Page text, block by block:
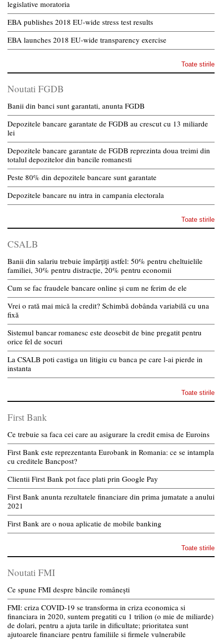
legislative moratoria
EBA publishes 2018 EU-wide stress test results
EBA launches 2018 EU-wide transparency exercise
Toate stirile
Noutati FGDB
Banii din banci sunt garantati, anunta FGDB
Depozitele bancare garantate de FGDB au crescut cu 13 miliarde
lei
Depozitele bancare garantate de FGDB reprezinta doua treimi din
totalul depozitelor din bancile romanesti
Peste 80% din depozitele bancare sunt garantate
Depozitele bancare nu intra in campania electorala
Toate stirile
CSALB
Banii din salariu trebuie împărțiți astfel: 50% pentru cheltuielile
familiei, 30% pentru distracție, 20% pentru economii
Cum se fac fraudele bancare online și cum ne ferim de ele
Vrei o rată mai mică la credit? Schimbă dobânda variabilă cu una
fixă
Sistemul bancar romanesc este deosebit de bine pregatit pentru
orice fel de socuri
La CSALB poti castiga un litigiu cu banca pe care l-ai pierde in
instanta
Toate stirile
First Bank
Ce trebuie sa faca cei care au asigurare la credit emisa de Euroins
First Bank este reprezentanta Eurobank in Romania: ce se intampla
cu creditele Bancpost?
Clientii First Bank pot face plati prin Google Pay
First Bank anunta rezultatele financiare din prima jumatate a anului
2021
First Bank are o noua aplicatie de mobile banking
Toate stirile
Noutati FMI
Ce spune FMI despre băncile românești
FMI: criza COVID-19 se transforma in criza economica si
financiara in 2020, suntem pregatiti cu 1 trilion (o mie de miliarde)
de dolari, pentru a ajuta tarile in dificultate; prioritatea sunt
ajutoarele financiare pentru familiile si firmele vulnerabile